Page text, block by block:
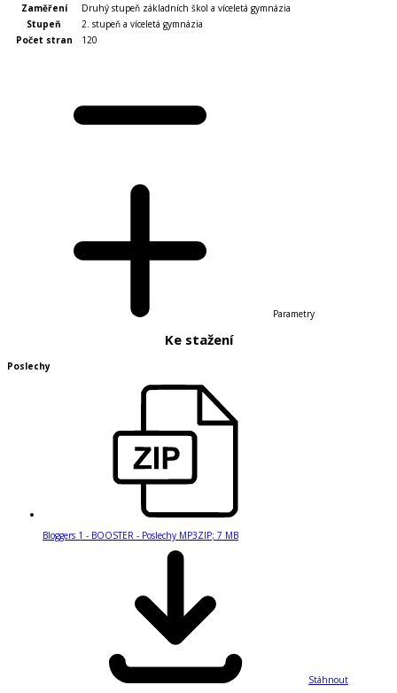
Zaměření
Druhý stupeň základních škol a víceletá gymnázia
Stupeň
2. stupeň a víceletá gymnázia
Počet stran
120
Parametry
Ke stažení
Poslechy
Bloggers 1 - BOOSTER - Poslechy MP3ZIP; 7 MB
Stáhnout